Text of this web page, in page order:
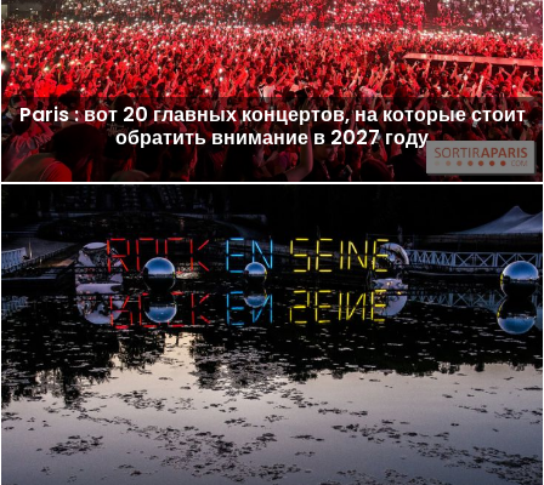
Paris : вот 20 главных концертов, на которые стоит
обратить внимание в 2027 году